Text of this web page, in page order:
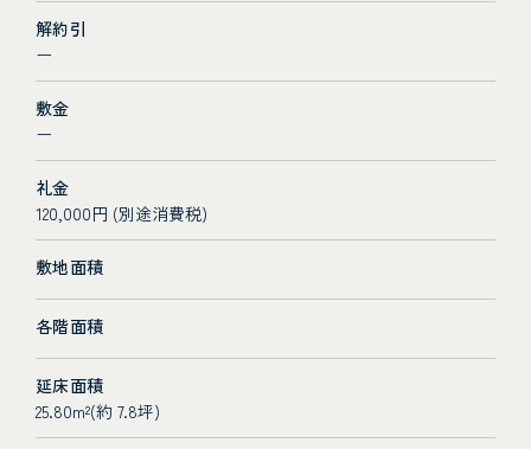
解約引
ー
敷金
ー
礼金
120,000円 (別途消費税)
敷地面積
各階面積
延床面積
25.80m²(約 7.8坪)